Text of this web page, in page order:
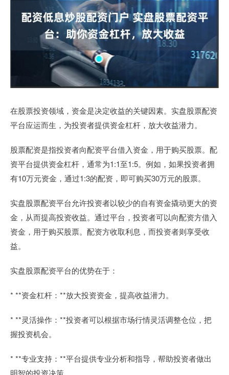
在股票投资领域，资金是决定收益的关键因素。实盘股票配资
平台应运而生，为投资者提供资金杠杆，放大收益潜力。
股票配资是指投资者向配资平台借入资金，用于购买股票。配
资平台提供资金杠杆，通常为1:1至1:5。例如，如果投资者拥
有10万元资金，通过1:3的配资，即可购买30万元的股票。
实盘股票配资平台允许投资者以较少的自有资金撬动更大的资
金，从而提高投资收益。通过平台，投资者可以向配资方借入
资金，用于购买股票。配资方收取利息，而投资者则享受收
益。
实盘股票配资平台的优势在于：
* **资金杠杆：**放大投资资金，提高收益潜力。
* **灵活操作：**投资者可以根据市场行情灵活调整仓位，把
握投资机会。
* **专业支持：**平台提供专业分析和指导，帮助投资者做出
明智的投资决策。